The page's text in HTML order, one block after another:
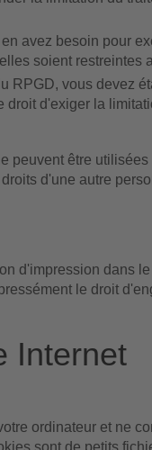
avez besoin pour
soient restreintes
RPGD, vous devez
droit d'exiger la
peuvent être
d'une autre
d'impression dans
le droit
Internet
ordinateur et ne